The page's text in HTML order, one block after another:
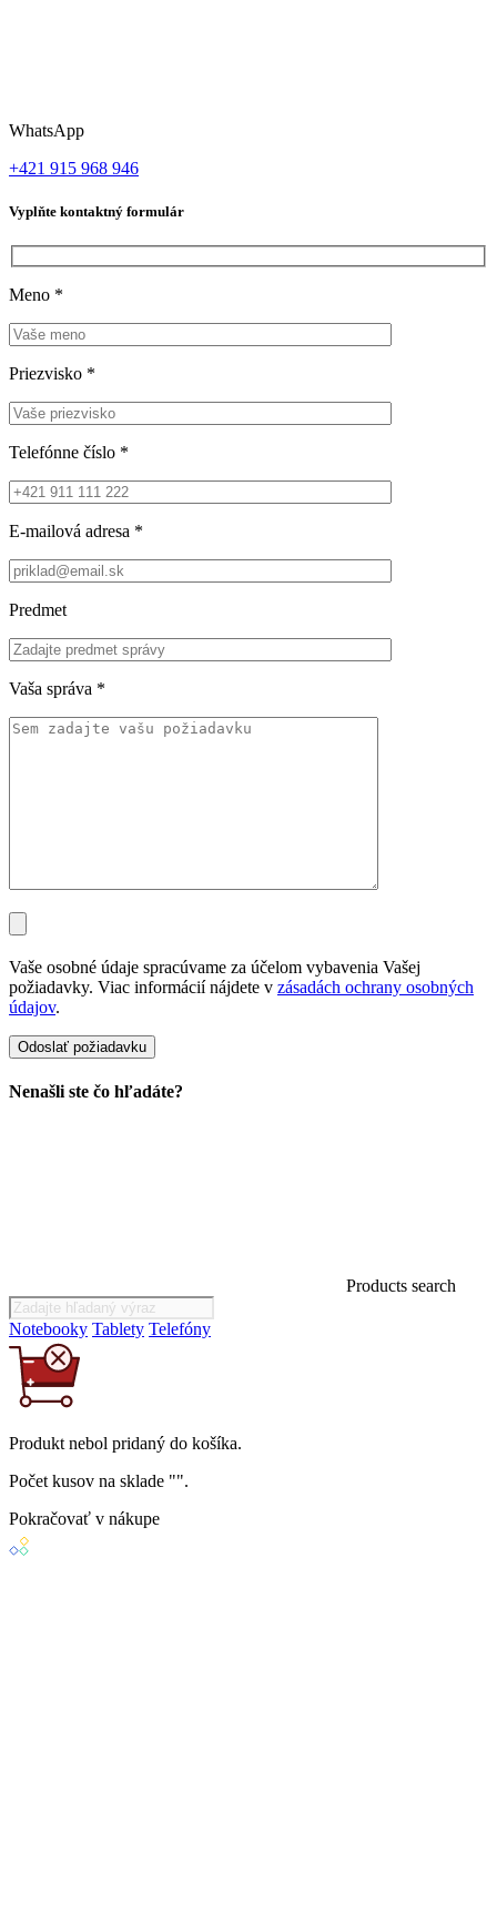
WhatsApp
+421 915 968 946
Vyplňte kontaktný formulár
Meno *
Priezvisko *
Telefónne číslo *
E-mailová adresa *
Predmet
Vaša správa *
Vaše osobné údaje spracúvame za účelom vybavenia Vašej
požiadavky. Viac informácií nájdete v zásadách ochrany osobných
údajov.
Nenašli ste čo hľadáte?
Products search
Notebooky Tablety Telefóny
Produkt nebol pridaný do košíka.
Počet kusov na sklade "".
Pokračovať v nákupe